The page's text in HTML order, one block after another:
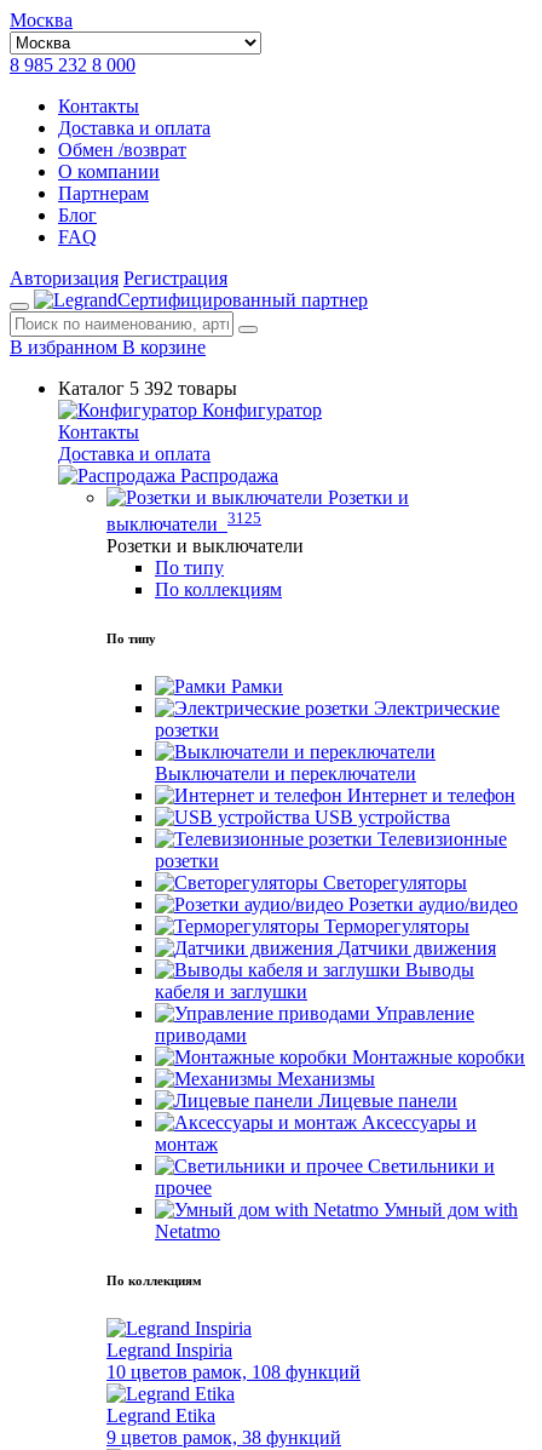
Москва
8 985 232 8 000
Контакты
Доставка и оплата
Обмен /возврат
О компании
Партнерам
Блог
FAQ
Авторизация Регистрация
Сертифицированный партнер
В избранном В корзине
Каталог 5 392 товары
Конфигуратор
Контакты
Доставка и оплата
Распродажа
Розетки и
выключатели 3125
Розетки и выключатели
По типу
По коллекциям
По типу
Рамки
Электрические
розетки
Выключатели и переключатели
Интернет и телефон
USB устройства
Телевизионные
розетки
Светорегуляторы
Розетки аудио/видео
Терморегуляторы
Датчики движения
Выводы
кабеля и заглушки
Управление
приводами
Монтажные коробки
Механизмы
Лицевые панели
Аксессуары и
монтаж
Светильники и
прочее
Умный дом with
Netatmo
По коллекциям
Legrand Inspiria
10 цветов рамок, 108 функций
Legrand Etika
9 цветов рамок, 38 функций